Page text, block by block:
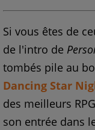
Si vous êtes de
de l'intro de
tombés pile au
Dancing Star
des meilleurs
son entrée dans